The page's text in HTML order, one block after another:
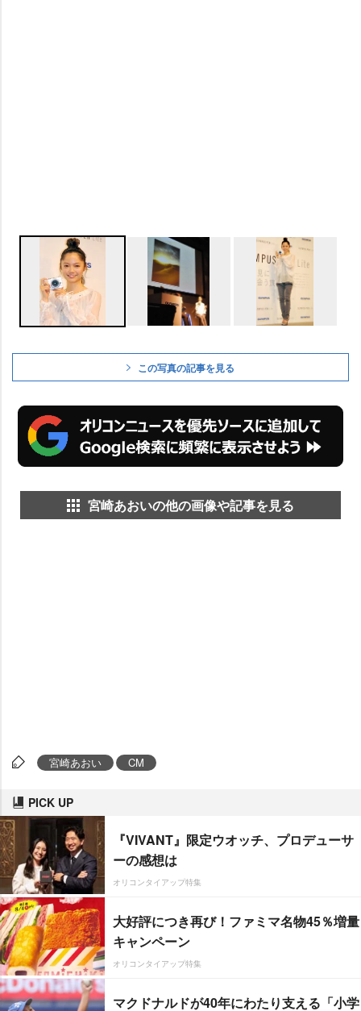
この写真の記事を見る
宮崎あおいの他の画像や記事を見る
宮崎あおい CM
PICK UP
『VIVANT』限定ウオッチ、プロデューサ
ーの感想は
オリコンタイアップ特集
大好評につき再び！ファミマ名物45％増量
キャンペーン
オリコンタイアップ特集
マクドナルドが40年にわたり支える「小学